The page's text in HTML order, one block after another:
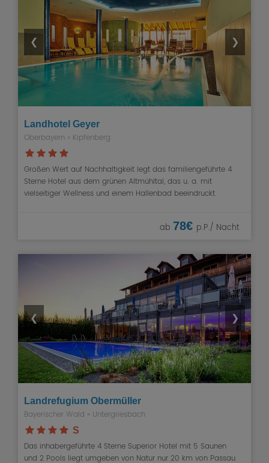
❮ ❯
Landhotel Geyer
Oberbayern » Kipfenberg
Großen Wert auf Nachhaltigkeit legt das familiengeführte 4
Sterne Hotel aus dem grünen Altmühltal, das u. a. mit
vielseitiger Wellness und einem Hallenbad beeindruckt.
ab 78€ p.P./ Nacht
❮ ❯
Landrefugium Obermüller
Bayerischer Wald » Untergriesbach
S
Das inhabergeführte 4 Sterne Superior Hotel mit 5 Saunen
und 2 Pools liegt umgeben von Natur nur 20 km von Passau